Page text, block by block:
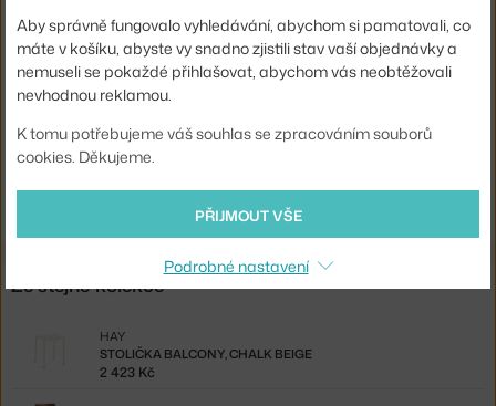
Sedák:
Podnož:
kov
Kód produktu
HAY-AB674-B485
Ze stejné kolekce
STOLIČKA BALCONY, CHALK BEIGE
HAY
2 423 Kč
Aby správně fungovalo vyhledávání, abychom si pamatovali, co
máte v košíku, abyste vy snadno zjistili stav vaší objednávky a
nemuseli se pokaždé přihlašovat, abychom vás neobtěžovali
nevhodnou reklamou.
K tomu potřebujeme váš souhlas se zpracováním souborů
cookies. Děkujeme.
PŘIJMOUT VŠE
Podrobné nastavení